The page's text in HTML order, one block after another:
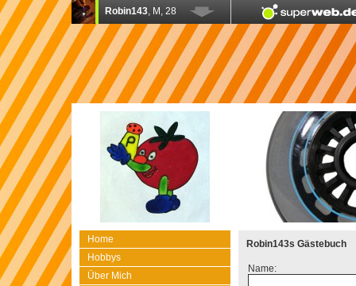
Home
Hobbys
Über Mich
Robin143s Gästebuch
Name: